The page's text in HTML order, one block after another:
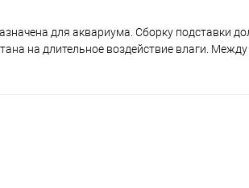
для аквариума. Сборку подставки
на длительное воздействие влаги.